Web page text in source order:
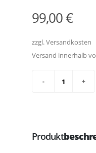
99,00 €
zzgl. Versandkosten
Versand innerhalb
Produkt